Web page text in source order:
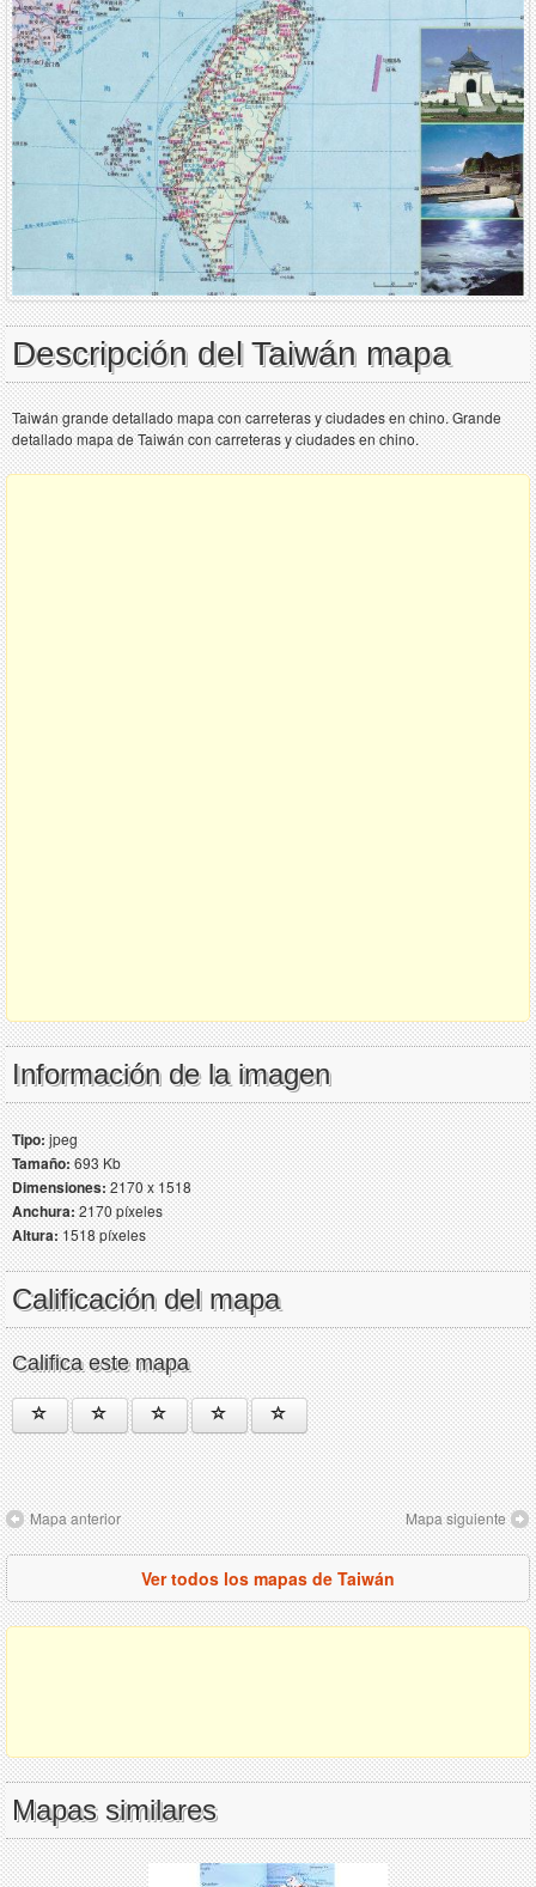
Descripción del Taiwán mapa
Taiwán grande detallado mapa con carreteras y ciudades en chino. Grande
detallado mapa de Taiwán con carreteras y ciudades en chino.
Información de la imagen
Tipo:jpeg
Tamaño:693 Kb
Dimensiones:2170 x 1518
Anchura:2170 píxeles
Altura:1518 píxeles
Calificación del mapa
Califica este mapa
Mapa anterior Mapa siguiente
Ver todos los mapas de Taiwán
Mapas similares